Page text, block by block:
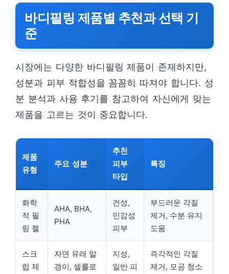
바디필링 제품별 추천과 선택 기
준
시장에는 다양한 바디필링 제품이 존재하지만,
성분과 피부 적합성을 꼼꼼히 따져야 합니다. 성
분 분석과 사용 후기를 참고하여 자신에게 맞는
제품을 고르는 것이 중요합니다.
제품
유형
주요 성분
추천
피부
타입
특징
화학
적 필
링 젤
AHA, BHA,
PHA
건성,
민감성
피부
부드러운 각질
제거, 수분 유지
도움
스크
럽 제
자연 유래 알
갱이, 셀룰로
지성,
일반 피
즉각적인 각질
제거, 모공 청소